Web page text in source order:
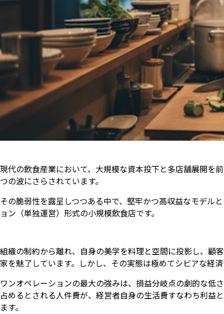
現代の飲食産業において、大規模な資本投下と多店舗展開を
つの波にさらされています。
その脆弱性を露呈しつつある中で、堅牢かつ高収益なモデル
ョン（単独運営）形式の小規模飲食店です。
組織の制約から離れ、自身の美学を料理と空間に投影し、顧
家を魅了しています。しかし、その実態は極めてシビアな経
ワンオペレーションの最大の強みは、損益分岐点の劇的な低
占めるとされる人件費が、経営者自身の生活費すなわち利益
ます。